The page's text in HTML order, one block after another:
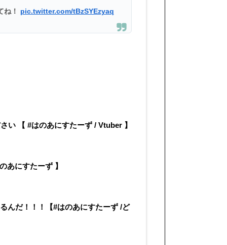
ね！ pic.twitter.com/tBzSYEzyaq
い 【 #はのあにすたーず / Vtuber 】
あにすたーず 】
んだ！！！【#はのあにすたーず /ど